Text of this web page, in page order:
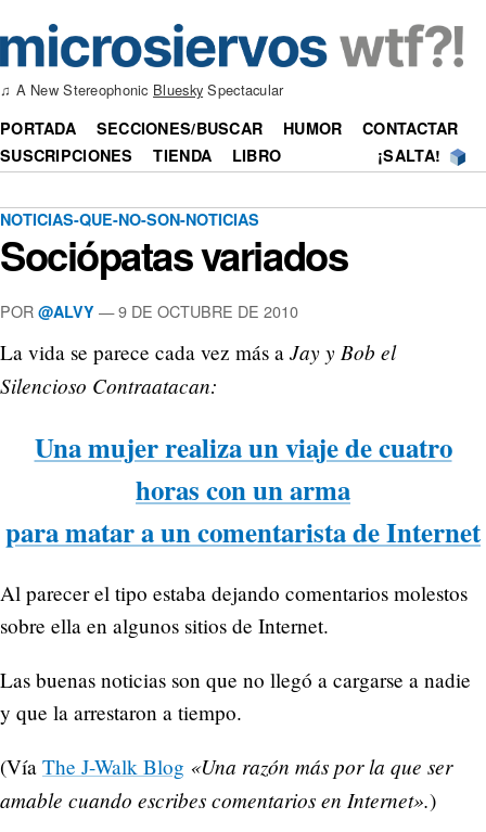
♫ A New Stereophonic Bluesky Spectacular
PORTADA SECCIONES/BUSCAR HUMOR
CONTACTAR
SUSCRIPCIONES
TIENDA LIBRO ¡SALTA!
NOTICIAS-QUE-NO-SON-NOTICIAS
Sociópatas variados
POR @ALVY —9 DE OCTUBRE DE 2010
La vida se parece cada vez más a Jay y Bob el
Silencioso Contraatacan:
Una mujer realiza un viaje de cuatro
horas con un arma
para matar a un comentarista de Internet
Al parecer el tipo estaba dejando comentarios molestos
sobre ella en algunos sitios de Internet.
Las buenas noticias son que no llegó a cargarse a nadie
y que la arrestaron a tiempo.
(Vía The J-Walk Blog «Una razón más por la que ser
amable cuando escribes comentarios en Internet».)